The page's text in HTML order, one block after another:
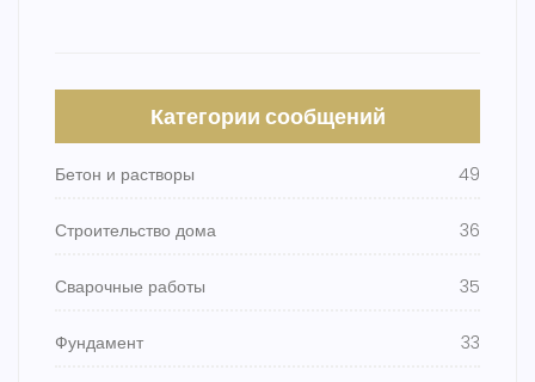
Категории сообщений
Бетон и растворы 49
Строительство дома 36
Сварочные работы 35
Фундамент 33